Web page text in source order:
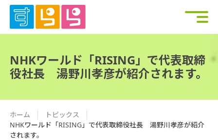
NHKワールド「RISING」で代表取締
役社長 湯野川孝彦が紹介されます。
ホーム
トピックス
NHKワールド「RISING」で代表取締役社長 湯野川孝彦が紹介
されます。